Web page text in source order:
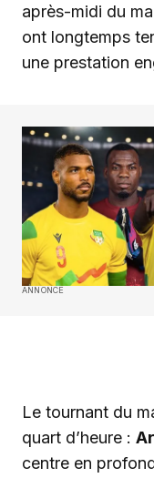
après-midi du
ont longtemps
une prestation
ANNONCE
‎Le tournant du
quart d’heure :
centre en